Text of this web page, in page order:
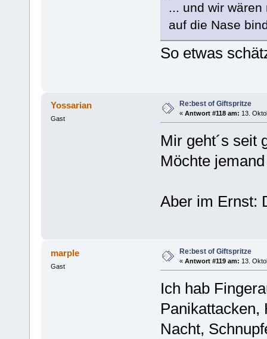
... und wir
auf die Nase
So etwas
Yossarian
Gast
Re:best of Giftspritze
« Antwort #118 am: 13.
Mir geht´s seit
Möchte
Aber im Ernst:
marple
Gast
Re:best of Giftspritze
« Antwort #119 am: 13.
Ich hab
Panikattacken,
Nacht,